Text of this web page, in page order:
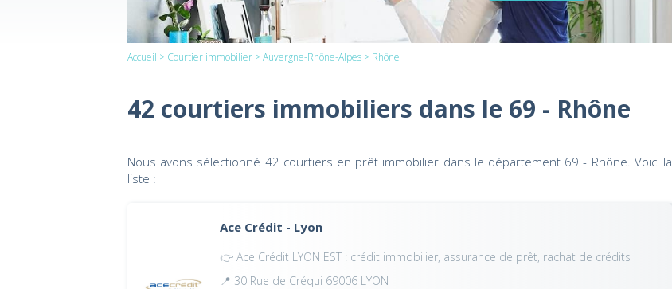
Accueil > Courtier immobilier >Auvergne-Rhône-Alpes > Rhône
42 courtiers immobiliers dans le 69 - Rhône
Nous avons sélectionné 42 courtiers en prêt immobilier dans le département 69 - Rhône. Voici la
liste :
Ace Crédit - Lyon
👉 Ace Crédit LYON EST : crédit immobilier, assurance de prêt, rachat de crédits
📍 30 Rue de Créqui 69006 LYON